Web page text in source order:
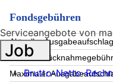
Fondsgebühren
Aktueller Ausgabeaufschlag
Aktuelle Rücknahmegebühr
Maximaler
Serviceangebote von
Job
Brutto-Netto-